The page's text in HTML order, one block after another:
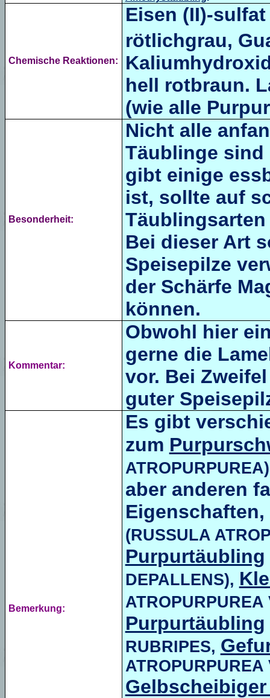
Chemische Reaktionen:
Eisen (II)-sulfat
rötlichgrau,
hell rotbraun.
(wie alle
Besonderheit:
Nicht alle
Täublinge
gibt einige
ist, sollte auf
Bei dieser Art
Speisepilze
der Schärfe
können.
Kommentar:
Obwohl hier
gerne die
vor. Bei
guter
Bemerkung:
Es gibt
zum
ATROPURPUREA)
aber anderen
(RUSSULA
Purpurtäubling
DEPALLENS),
Purpurtäubling
RUBRIPES,
ATROPURPUREA